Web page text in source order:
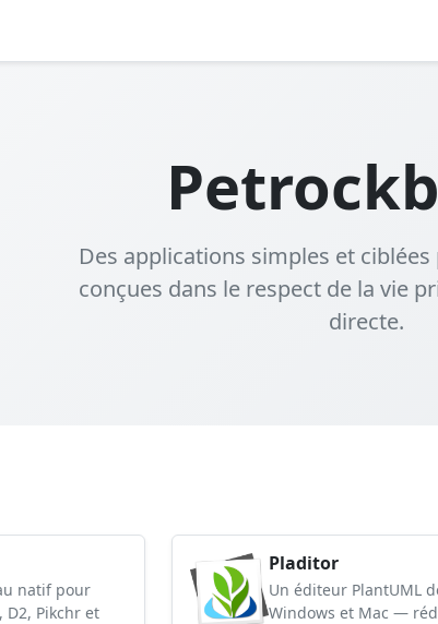
Des applications simples et
conçues dans le respect de la vie
directe.
natif pour
D2, Pikchr et
Pladitor
Un éditeur PlantUML
Windows et Mac —